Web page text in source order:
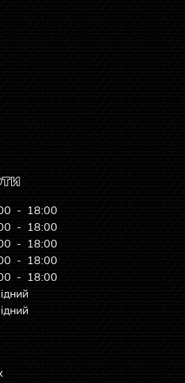
- 18:00
- 18:00
- 18:00
- 18:00
- 18:00